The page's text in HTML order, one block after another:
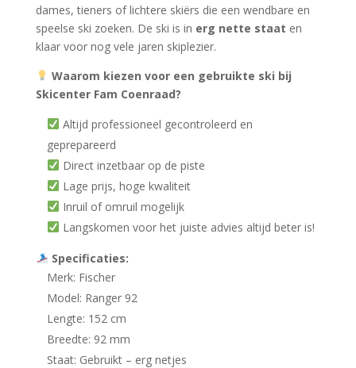
dames, tieners of lichtere skiërs die een wendbare en
speelse ski zoeken. De ski is in erg nette staat en
klaar voor nog vele jaren skiplezier.
Waarom kiezen voor een gebruikte ski bij
Skicenter Fam Coenraad?
Altijd professioneel gecontroleerd en
geprepareerd
Direct inzetbaar op de piste
Lage prijs, hoge kwaliteit
Inruil of omruil mogelijk
Langskomen voor het juiste advies altijd beter is!
Specificaties:
Merk: Fischer
Model: Ranger 92
Lengte: 152 cm
Breedte: 92 mm
Staat: Gebruikt – erg netjes